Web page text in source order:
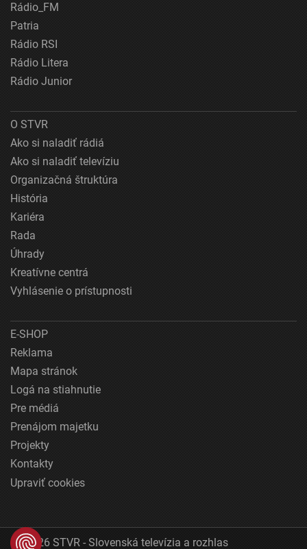
Rádio_FM
Patria
Rádio RSI
Rádio Litera
Rádio Junior
O STVR
Ako si naladiť rádiá
Ako si naladiť televíziu
Organizačná štruktúra
História
Kariéra
Rada
Úhrady
Kreatívne centrá
Vyhlásenie o prístupnosti
E-SHOP
Reklama
Mapa stránok
Logá na stiahnutie
Pre médiá
Prenájom majetku
Projekty
Kontakty
Upraviť cookies
© 2026 STVR - Slovenská televízia a rozhlas